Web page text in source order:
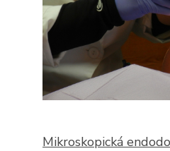
Mikroskopická